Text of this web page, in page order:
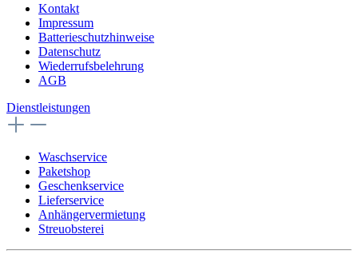
Kontakt
Impressum
Batterieschutzhinweise
Datenschutz
Wiederrufsbelehrung
AGB
Dienstleistungen
Waschservice
Paketshop
Geschenkservice
Lieferservice
Anhängervermietung
Streuobsterei